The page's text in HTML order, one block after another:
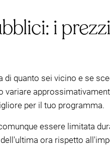
i
quanto sei vicino e se
variare
per il tuo programma.
essere limitata
ora rispetto